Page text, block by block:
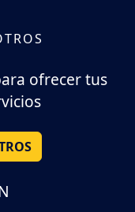
ofrecer tus